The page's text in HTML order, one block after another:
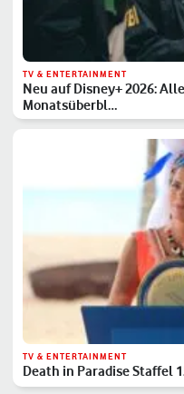
TV & ENTERTAINMENT
Neu auf Disney+ 2026:
Monatsüberbl…
TV & ENTERTAINMENT
Death in Paradise Staffel